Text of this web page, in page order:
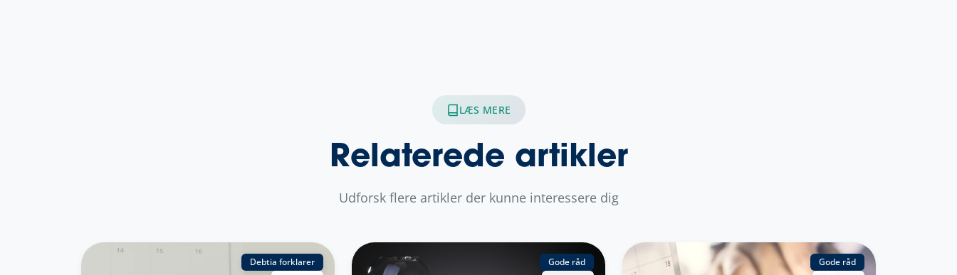
LÆS MERE
Relaterede artikler
Udforsk flere artikler der kunne interessere dig
Debtia forklarer
Gode råd
Gode råd